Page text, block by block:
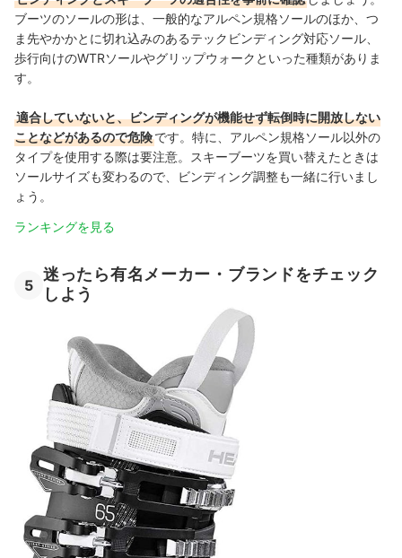
ブーツのソールの形は、一般的なアルペン規格ソールのほか、つ
ま先やかかとに切れ込みのあるテックビンディング対応ソール、
歩行向けのWTRソールやグリップウォークといった種類がありま
す。
適合していないと、ビンディングが機能せず転倒時に開放しない
ことなどがあるので危険です。特に、アルペン規格ソール以外の
タイプを使用する際は要注意。スキーブーツを買い替えたときは
ソールサイズも変わるので、ビンディング調整も一緒に行いまし
ょう。
ランキングを見る
5
迷ったら有名メーカー・ブランドをチェック
しよう